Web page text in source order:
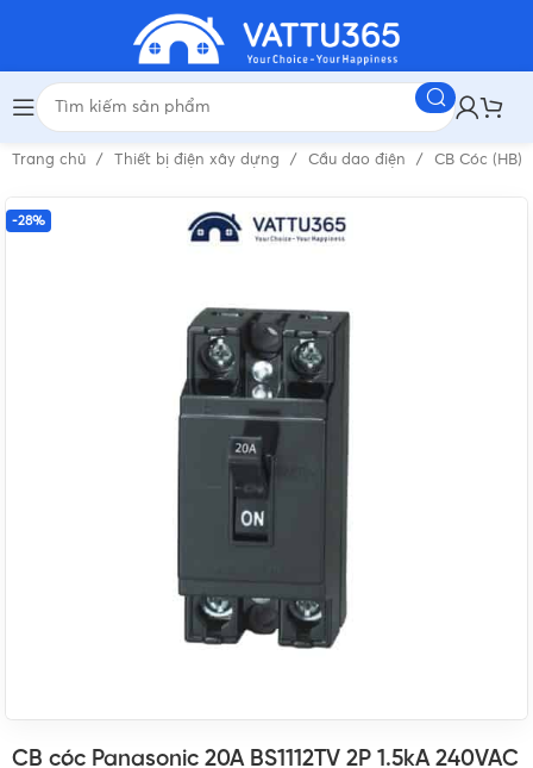
Trang chủ Thiết bị điện xây dựng Cầu dao điện CB Cóc (HB)
-28%
CB cóc Panasonic 20A BS1112TV 2P 1.5kA 240VAC